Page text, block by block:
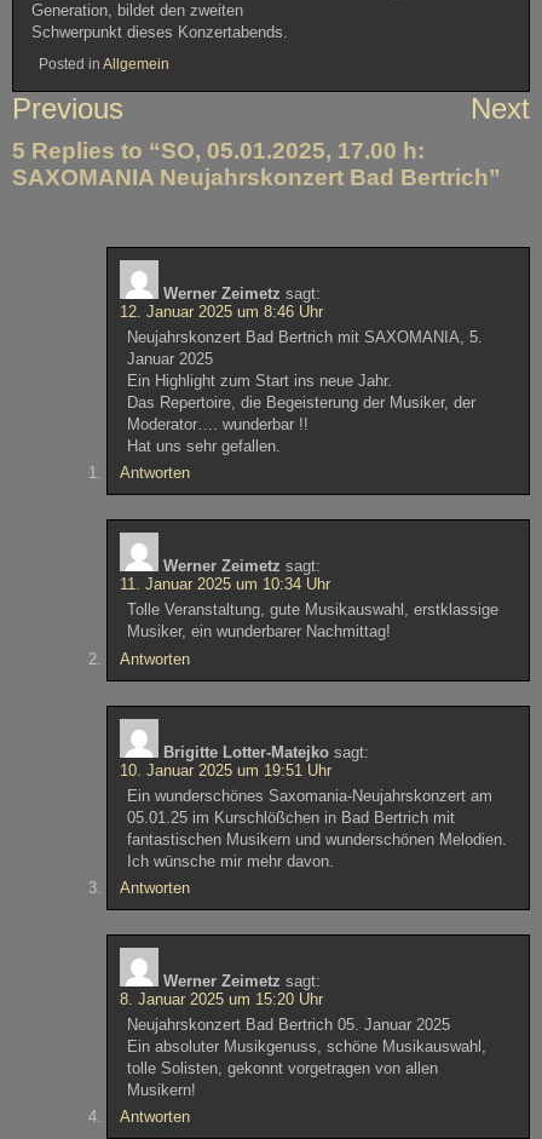
Generation, bildet den zweiten
Schwerpunkt dieses Konzertabends.
Posted in Allgemein
Beitragsnavigation
Previous Next
5 Replies to “SO, 05.01.2025, 17.00 h:
SAXOMANIA Neujahrskonzert Bad Bertrich”
Werner Zeimetz sagt:
12. Januar 2025 um 8:46 Uhr
Neujahrskonzert Bad Bertrich mit SAXOMANIA, 5.
Januar 2025
Ein Highlight zum Start ins neue Jahr.
Das Repertoire, die Begeisterung der Musiker, der
Moderator…. wunderbar !!
Hat uns sehr gefallen.
Antworten
Werner Zeimetz sagt:
11. Januar 2025 um 10:34 Uhr
Tolle Veranstaltung, gute Musikauswahl, erstklassige
Musiker, ein wunderbarer Nachmittag!
Antworten
Brigitte Lotter-Matejko sagt:
10. Januar 2025 um 19:51 Uhr
Ein wunderschönes Saxomania-Neujahrskonzert am
05.01.25 im Kurschlößchen in Bad Bertrich mit
fantastischen Musikern und wunderschönen Melodien.
Ich wünsche mir mehr davon.
Antworten
Werner Zeimetz sagt:
8. Januar 2025 um 15:20 Uhr
Neujahrskonzert Bad Bertrich 05. Januar 2025
Ein absoluter Musikgenuss, schöne Musikauswahl,
tolle Solisten, gekonnt vorgetragen von allen
Musikern!
Antworten